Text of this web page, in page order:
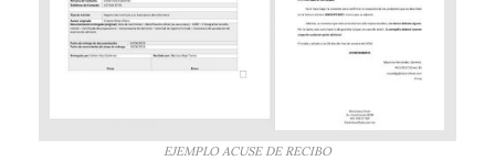
EJEMPLO ACUSE DE RECIBO